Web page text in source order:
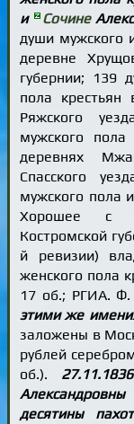
и
Сочине
души мужского
деревне
губернии; 139
пола крестьян
Ряжского
мужского
деревнях
Спасского
мужского пола
Хорошее с
Костромской
й ревизии)
женского пола
17 об.; РГИА.
этими же
заложены в
рублей
об.).
десятины